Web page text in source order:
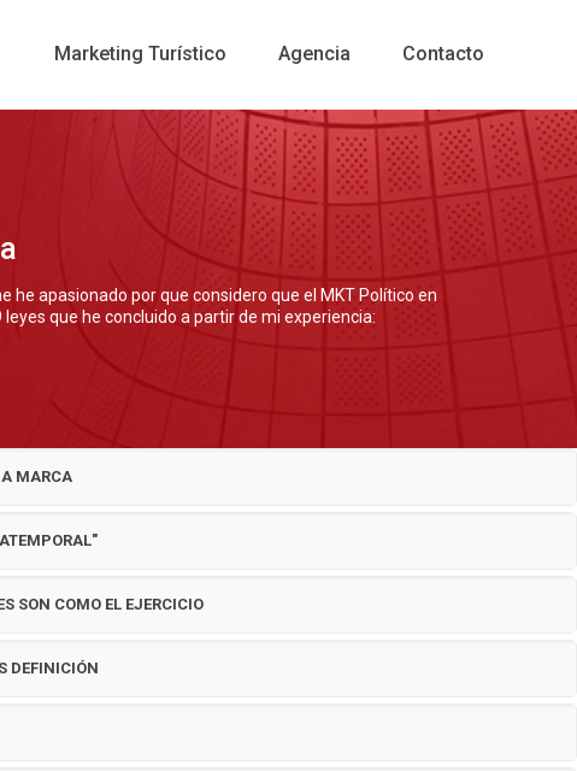
Marketing Turístico Agencia Contacto
apasionado por que considero que el MKT Político en
que he concluido a partir de mi experiencia:
MARCA
SON COMO EL EJERCICIO
DEFINICIÓN